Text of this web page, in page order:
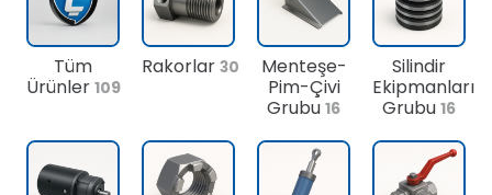
Tüm
Ürünler 109
Rakorlar 30
Menteşe-
Pim-Çivi
Grubu 16
Silindir
Ekipmanları
Grubu 16